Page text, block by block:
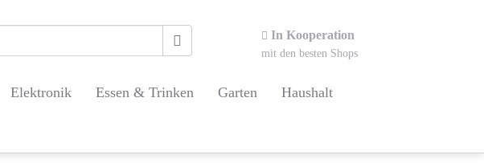
In Kooperation
mit den besten Shops
Elektronik Essen & Trinken Garten Haushalt